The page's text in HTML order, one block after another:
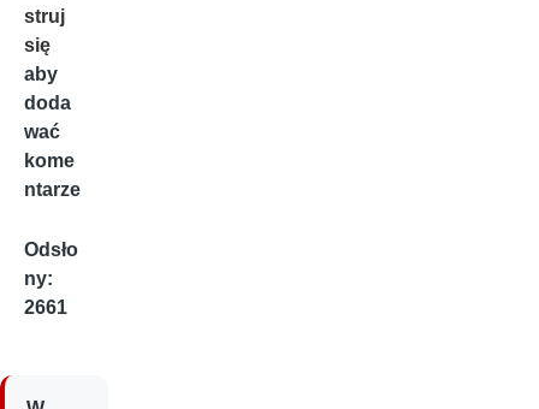
struj
się
aby
doda
wać
kome
ntarze
Odsło
ny:
2661